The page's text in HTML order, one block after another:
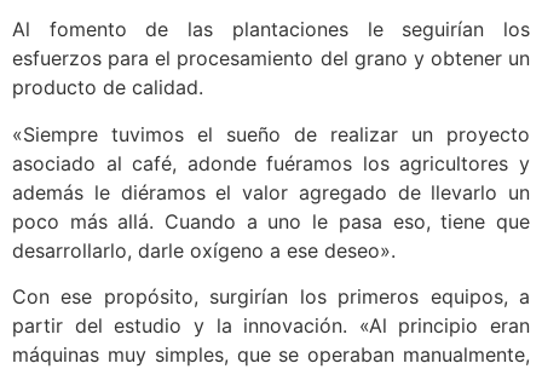
Al fomento de las plantaciones le seguirían los
esfuerzos para el procesamiento del grano y obtener un
producto de calidad.
«Siempre tuvimos el sueño de realizar un proyecto
asociado al café, adonde fuéramos los agricultores y
además le diéramos el valor agregado de llevarlo un
poco más allá. Cuando a uno le pasa eso, tiene que
desarrollarlo, darle oxígeno a ese deseo».
Con ese propósito, surgirían los primeros equipos, a
partir del estudio y la innovación. «Al principio eran
máquinas muy simples, que se operaban manualmente,